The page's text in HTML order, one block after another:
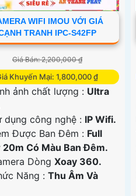
WIFI IMOU VỚI GIÁ
TRANH IPC-S42FP
Giá Bán: 2,200,000 ₫
Khuyến Mại: 1,800,000 ₫
ảnh chất lượng : Ultra
công nghệ : IP Wifi.
Được Ban Đêm : Full
20m Có Màu Ban Ðêm.
Dòng Xoay 360.
Năng : Thu Âm Và